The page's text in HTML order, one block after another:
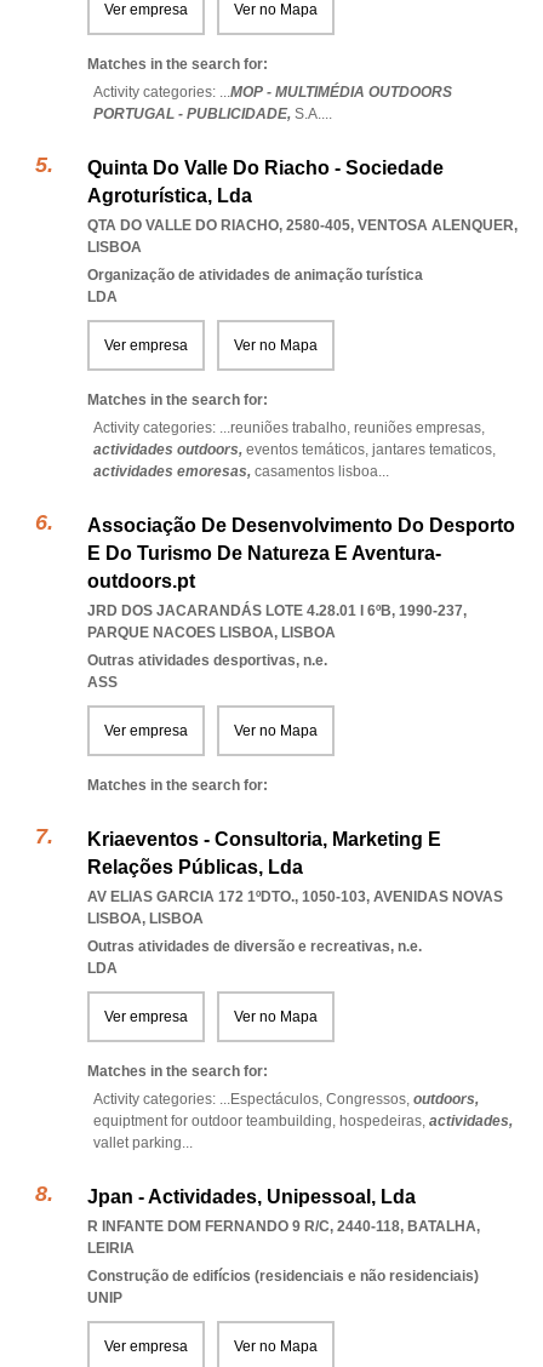
Ver empresa Ver no Mapa
Matches in the search for:
Activity categories: ...MOP - MULTIMÉDIA OUTDOORS
PORTUGAL - PUBLICIDADE, S.A....
Quinta Do Valle Do Riacho - Sociedade
Agroturística, Lda
QTA DO VALLE DO RIACHO, 2580-405, VENTOSA ALENQUER,
LISBOA
Organização de atividades de animação turística
LDA
Ver empresa Ver no Mapa
Matches in the search for:
Activity categories: ...reuniões trabalho, reuniões empresas,
actividades outdoors, eventos temáticos, jantares tematicos,
actividades emoresas, casamentos lisboa...
Associação De Desenvolvimento Do Desporto
E Do Turismo De Natureza E Aventura-
outdoors.pt
JRD DOS JACARANDÁS LOTE 4.28.01 I 6ºB, 1990-237,
PARQUE NACOES LISBOA, LISBOA
Outras atividades desportivas, n.e.
ASS
Ver empresa Ver no Mapa
Matches in the search for:
Kriaeventos - Consultoria, Marketing E
Relações Públicas, Lda
AV ELIAS GARCIA 172 1ºDTO., 1050-103, AVENIDAS NOVAS
LISBOA, LISBOA
Outras atividades de diversão e recreativas, n.e.
LDA
Ver empresa Ver no Mapa
Matches in the search for:
Activity categories: ...Espectáculos, Congressos, outdoors,
equiptment for outdoor teambuilding, hospedeiras, actividades,
vallet parking...
Jpan - Actividades, Unipessoal, Lda
R INFANTE DOM FERNANDO 9 R/C, 2440-118, BATALHA,
LEIRIA
Construção de edifícios (residenciais e não residenciais)
UNIP
Ver empresa Ver no Mapa